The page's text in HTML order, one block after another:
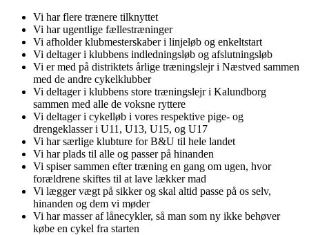
Vi har flere trænere tilknyttet
Vi har ugentlige fællestræninger
Vi afholder klubmesterskaber i linjeløb og enkeltstart
Vi deltager i klubbens indledningsløb og afslutningsløb
Vi er med på distriktets årlige træningslejr i Næstved sammen
med de andre cykelklubber
Vi deltager i klubbens store træningslejr i Kalundborg
sammen med alle de voksne ryttere
Vi deltager i cykelløb i vores respektive pige- og
drengeklasser i U11, U13, U15, og U17
Vi har særlige klubture for B&U til hele landet
Vi har plads til alle og passer på hinanden
Vi spiser sammen efter træning en gang om ugen, hvor
forældrene skiftes til at lave lækker mad
Vi lægger vægt på sikker og skal altid passe på os selv,
hinanden og dem vi møder
Vi har masser af lånecykler, så man som ny ikke behøver
købe en cykel fra starten